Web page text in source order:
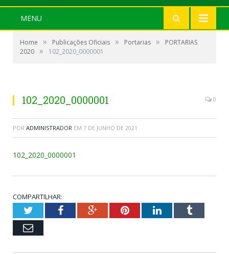
MENU
Home » Publicações Oficiais » Portarias »
PORTARIAS
2020 » 102_2020_0000001
102_2020_0000001 0
POR ADMINISTRADOR EM 7 DE JUNHO DE 2021
102_2020_0000001
COMPARTILHAR:
TwitterFacebookGoogle+PinterestLinkedInTumblr
Email